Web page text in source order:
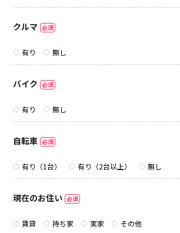
クルマ 必須
有り 無し
バイク 必須
有り 無し
自転車 必須
有り（1台） 有り（2台以上） 無し
現在のお住い 必須
賃貸 持ち家 実家 その他